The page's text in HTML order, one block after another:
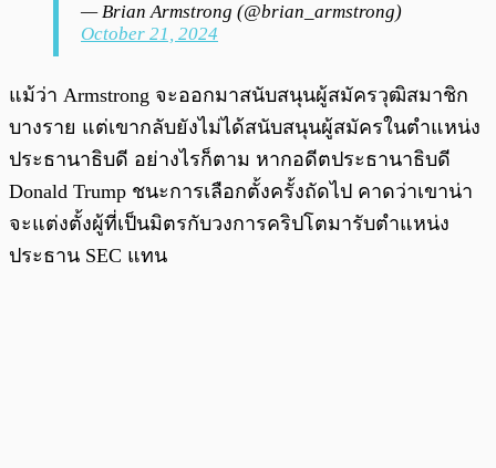
— Brian Armstrong (@brian_armstrong)
October 21, 2024
แม้ว่า Armstrong จะออกมาสนับสนุนผู้สมัครวุฒิสมาชิก
บางราย แต่เขากลับยังไม่ได้สนับสนุนผู้สมัครในตำแหน่ง
ประธานาธิบดี อย่างไรก็ตาม หากอดีตประธานาธิบดี
Donald Trump ชนะการเลือกตั้งครั้งถัดไป คาดว่าเขาน่า
จะแต่งตั้งผู้ที่เป็นมิตรกับวงการคริปโตมารับตำแหน่ง
ประธาน SEC แทน